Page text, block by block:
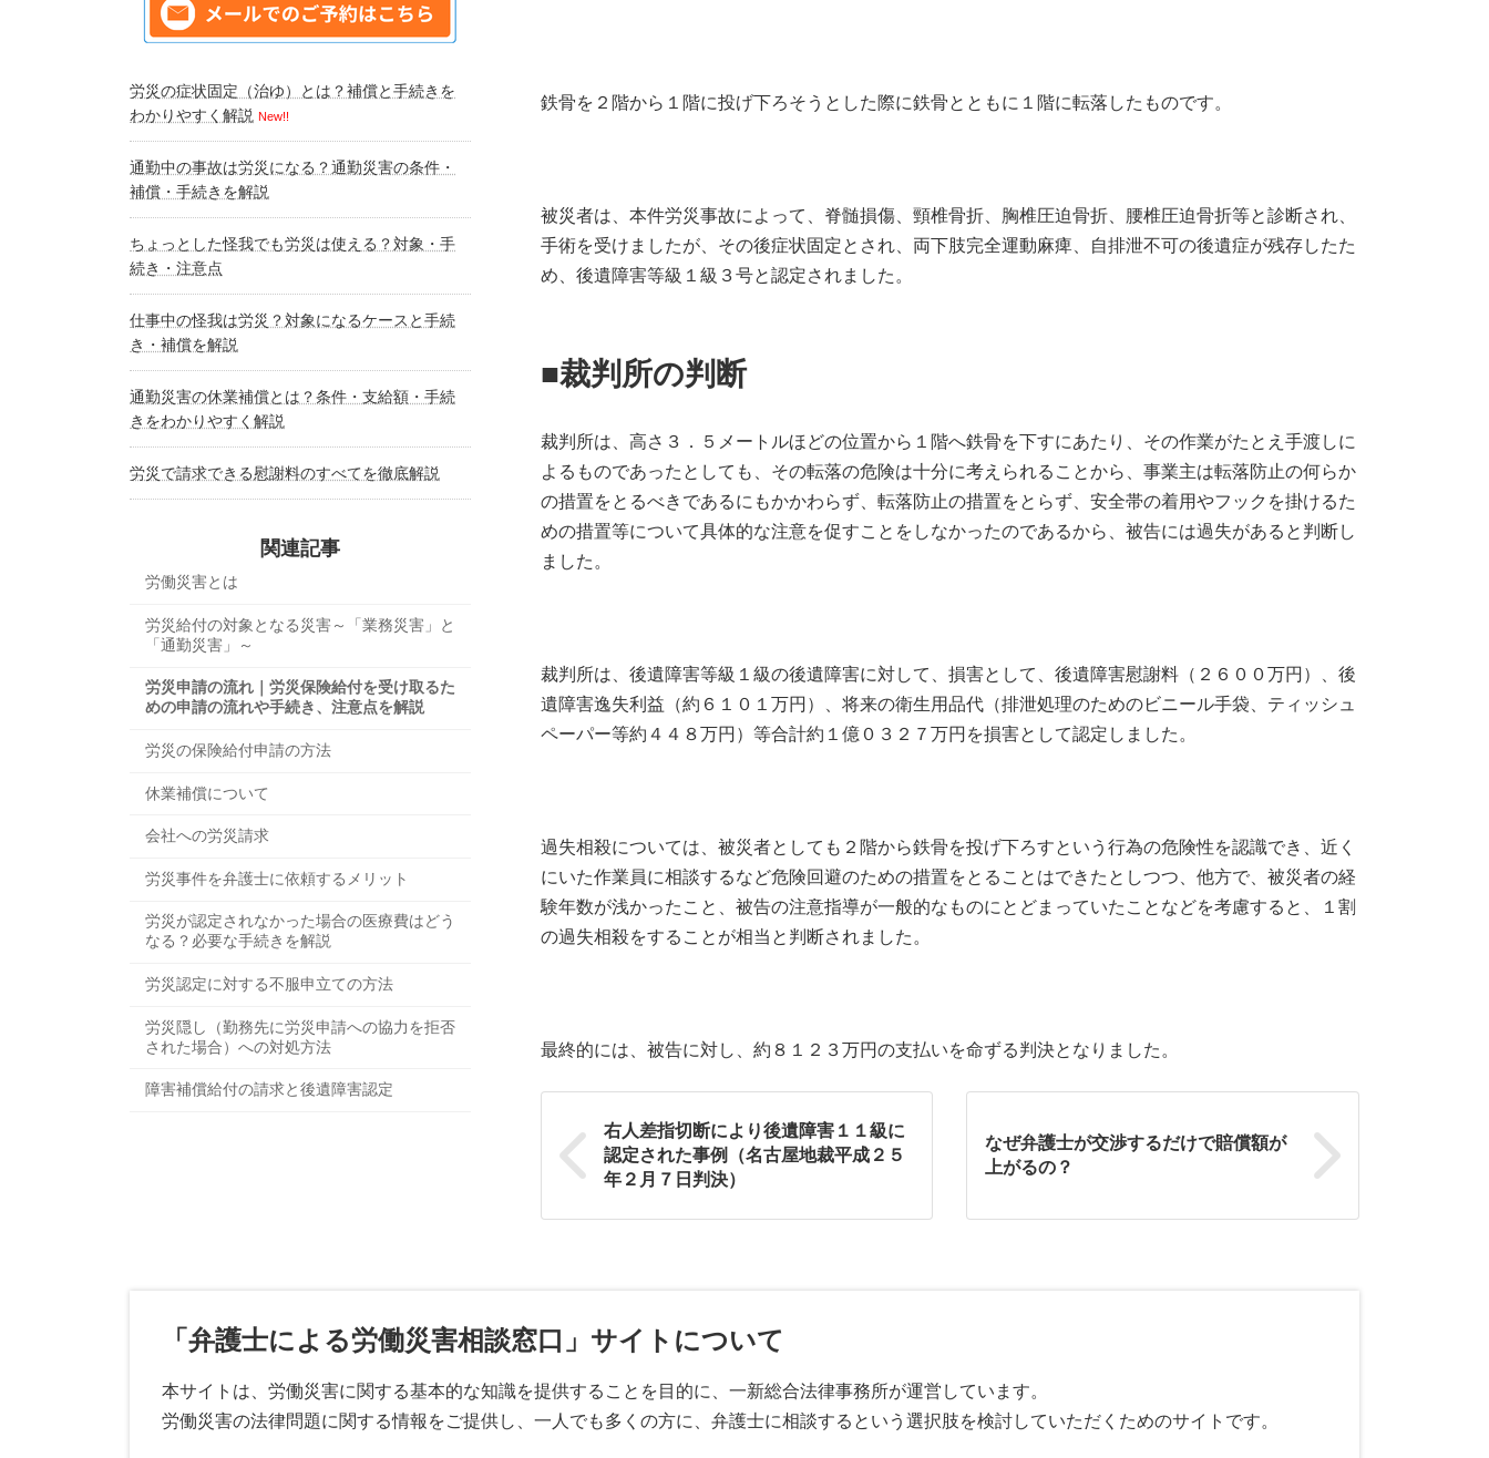
鉄骨を２階から１階に投げ下ろそうとした際に鉄骨とともに１階に転落したものです。
被災者は、本件労災事故によって、脊髄損傷、頸椎骨折、胸椎圧迫骨折、腰椎圧迫骨折等と診断され、
手術を受けましたが、その後症状固定とされ、両下肢完全運動麻痺、自排泄不可の後遺症が残存したた
め、後遺障害等級１級３号と認定されました。
■裁判所の判断
裁判所は、高さ３．５メートルほどの位置から１階へ鉄骨を下すにあたり、その作業がたとえ手渡しに
よるものであったとしても、その転落の危険は十分に考えられることから、事業主は転落防止の何らか
の措置をとるべきであるにもかかわらず、転落防止の措置をとらず、安全帯の着用やフックを掛けるた
めの措置等について具体的な注意を促すことをしなかったのであるから、被告には過失があると判断し
ました。
裁判所は、後遺障害等級１級の後遺障害に対して、損害として、後遺障害慰謝料（２６００万円）、後
遺障害逸失利益（約６１０１万円）、将来の衛生用品代（排泄処理のためのビニール手袋、ティッシュ
ペーパー等約４４８万円）等合計約１億０３２７万円を損害として認定しました。
過失相殺については、被災者としても２階から鉄骨を投げ下ろすという行為の危険性を認識でき、近く
にいた作業員に相談するなど危険回避のための措置をとることはできたとしつつ、他方で、被災者の経
験年数が浅かったこと、被告の注意指導が一般的なものにとどまっていたことなどを考慮すると、１割
の過失相殺をすることが相当と判断されました。
最終的には、被告に対し、約８１２３万円の支払いを命ずる判決となりました。
右人差指切断により後遺障害１１級に
認定された事例（名古屋地裁平成２５
年２月７日判決）
なぜ弁護士が交渉するだけで賠償額が
上がるの？
労災の症状固定（治ゆ）とは？補償と手続きを
わかりやすく解説 New!!
通勤中の事故は労災になる？通勤災害の条件・
補償・手続きを解説
ちょっとした怪我でも労災は使える？対象・手
続き・注意点
仕事中の怪我は労災？対象になるケースと手続
き・補償を解説
通勤災害の休業補償とは？条件・支給額・手続
きをわかりやすく解説
労災で請求できる慰謝料のすべてを徹底解説
関連記事
労働災害とは
労災給付の対象となる災害～「業務災害」と
「通勤災害」～
労災申請の流れ｜労災保険給付を受け取るた
めの申請の流れや手続き、注意点を解説
労災の保険給付申請の方法
休業補償について
会社への労災請求
労災事件を弁護士に依頼するメリット
労災が認定されなかった場合の医療費はどう
なる？必要な手続きを解説
労災認定に対する不服申立ての方法
労災隠し（勤務先に労災申請への協力を拒否
された場合）への対処方法
障害補償給付の請求と後遺障害認定
「弁護士による労働災害相談窓口」サイトについて
本サイトは、労働災害に関する基本的な知識を提供することを目的に、一新総合法律事務所が運営しています。
労働災害の法律問題に関する情報をご提供し、一人でも多くの方に、弁護士に相談するという選択肢を検討していただくためのサイトです。